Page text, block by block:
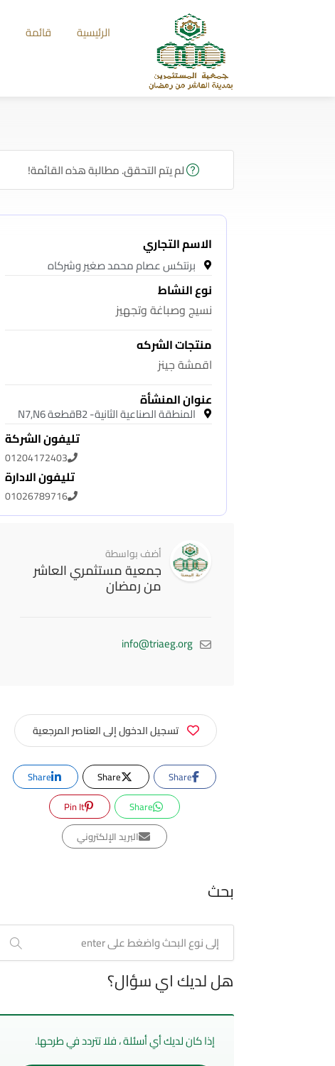
الرئيسية قائمة
لم يتم التحقق. مطالبة هذه القائمة!
الاسم التجاري
برنتكس عصام محمد صغير وشركاه
نوع النشاط
نسيج وصباغة وتجهيز
منتجات الشركه
اقمشة جينز
عنوان المنشأة
المنطقة الصناعية الثانية- B2قطعة N7,N6
تليفون الشركة
01204172403
تليفون الادارة
01026789716
أضف بواسطة
جمعية مستثمري العاشر
من رمضان
info@triaeg.org
تسجيل الدخول إلى العناصر المرجعية
Share
Share
Share
Share
Pin It
البريد الإلكتروني
بحث
هل لديك اي سؤال؟
إذا كان لديك أي أسئلة ، فلا تتردد في طرحها.